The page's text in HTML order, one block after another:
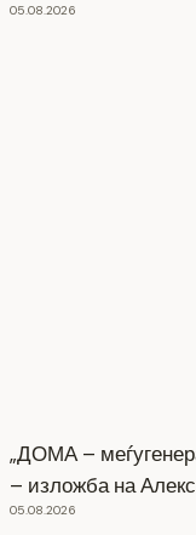
05.08.2026
„ДОМА –
– изложба на
05.08.2026